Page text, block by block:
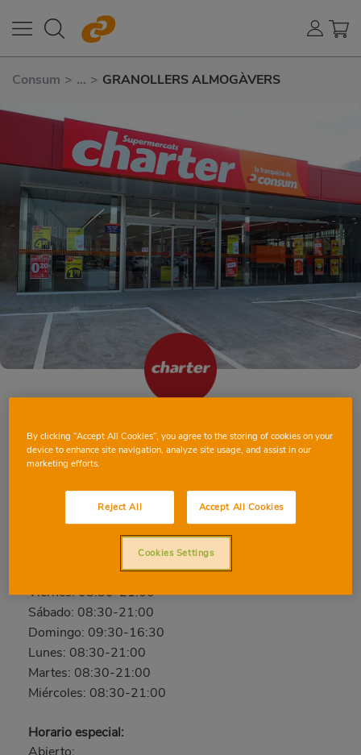
Consum > ... > GRANOLLERS ALMOGÀVERS
GRANOLLERS ALMOGÀVERS
Almogàvers, 21, 08401, GRANOLLERS,
BARCELONA
665 10 00 48
Jueves: 08:30-21:00
Viernes: 08:30-21:00
Sábado: 08:30-21:00
Domingo: 09:30-16:30
Lunes: 08:30-21:00
Martes: 08:30-21:00
Miércoles: 08:30-21:00
Horario especial:
By clicking “Accept All Cookies”, you agree to the storing of cookies on your
device to enhance site navigation, analyze site usage, and assist in our
marketing efforts.
Reject All Accept All Cookies
Cookies Settings